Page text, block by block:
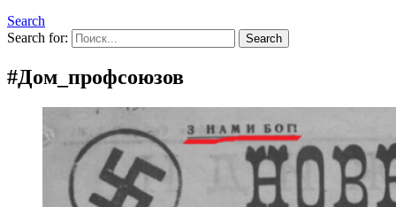
Search
Search for:
#Дом_профсоюзов